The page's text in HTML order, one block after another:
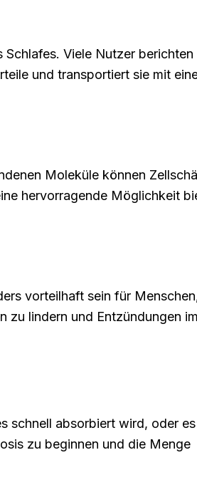
Viele Nutzer berichten
und transportiert sie mit
Moleküle können
hervorragende Möglichkeit
vorteilhaft sein für
zu lindern und Entzündungen im
schnell absorbiert wird, oder
zu beginnen und die Menge